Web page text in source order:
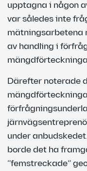
upptagna i någon
var således inte
mätningsarbetena
av handling i
Därefter noterade
under
borde det ha
”femstreckade”